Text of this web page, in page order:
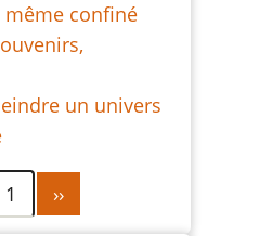
même confiné
un univers
1
Page
suivante
››